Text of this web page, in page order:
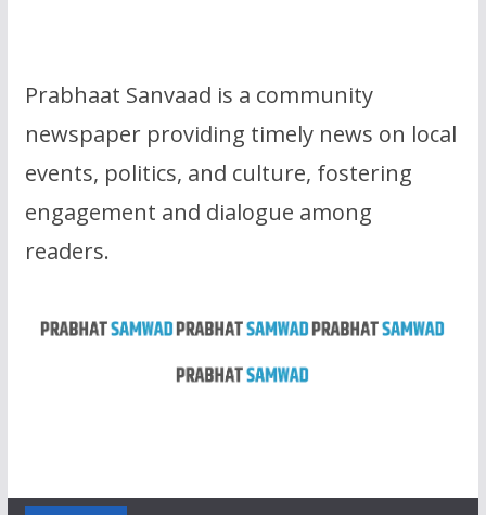
Prabhaat Sanvaad is a community
newspaper providing timely news on local
events, politics, and culture, fostering
engagement and dialogue among
readers.